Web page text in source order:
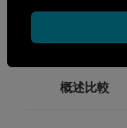
概述比較